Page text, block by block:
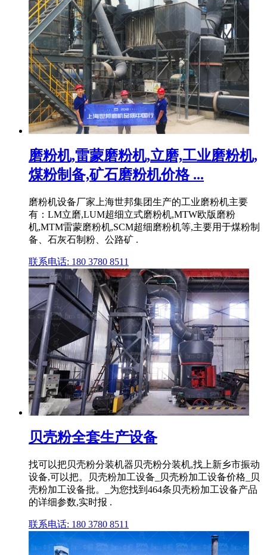
磨粉机,雷蒙磨粉机,立磨,工业磨粉机,
煤粉制备,矿石磨粉机价格 ...
磨粉机设备厂家上海世邦集团生产的工业磨粉机主要
有：LM立磨,LUM超细立式磨粉机,MTW欧版磨粉
机,MTM雷蒙磨粉机,SCM超细磨粉机等,主要用于煤粉制
备、石灰石制粉、公路矿 .
联系电话: 180 3780 8511
贝壳粉全套生产设备
找可以把贝壳粉分装机器贝壳粉分装机,找上新乡市振动
设备,可以把。贝壳粉加工设备_贝壳粉加工设备价格_贝
壳粉加工设备批。_为您找到464条贝壳粉加工设备产品
的详细参数,实时报 .
联系电话: 180 3780 8511